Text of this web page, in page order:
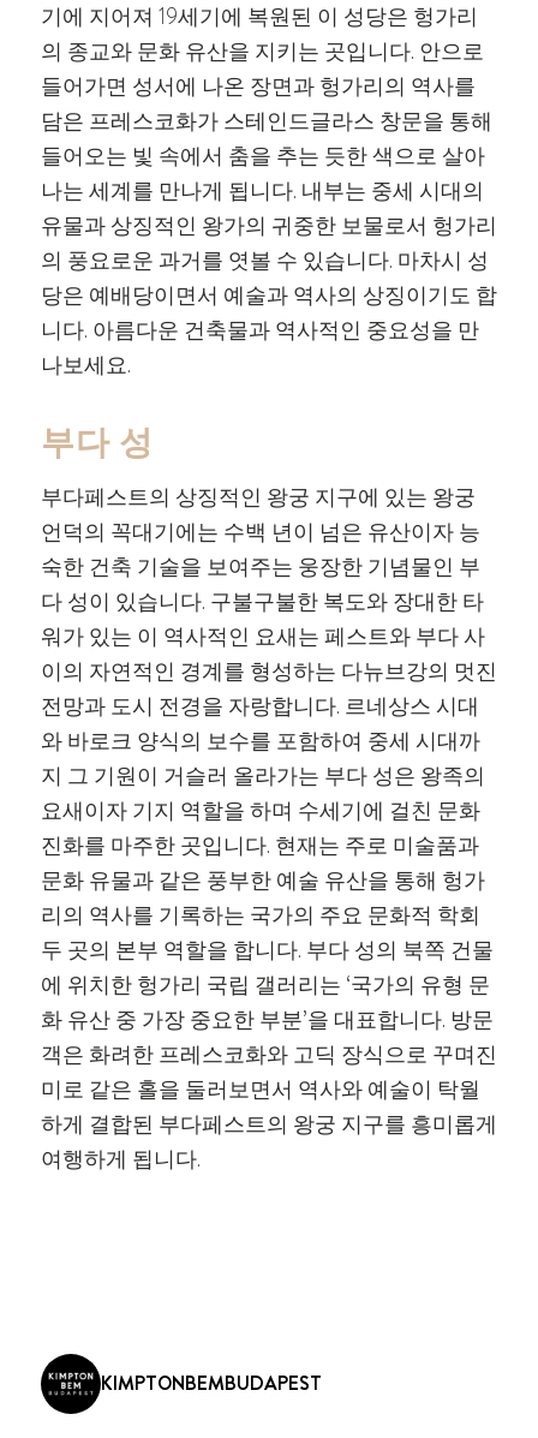
기에 지어져 19세기에 복원된 이 성당은 헝가리
의 종교와 문화 유산을 지키는 곳입니다. 안으로
들어가면 성서에 나온 장면과 헝가리의 역사를
담은 프레스코화가 스테인드글라스 창문을 통해
들어오는 빛 속에서 춤을 추는 듯한 색으로 살아
나는 세계를 만나게 됩니다. 내부는 중세 시대의
유물과 상징적인 왕가의 귀중한 보물로서 헝가리
의 풍요로운 과거를 엿볼 수 있습니다. 마차시 성
당은 예배당이면서 예술과 역사의 상징이기도 합
니다. 아름다운 건축물과 역사적인 중요성을 만
나보세요.
부다 성
부다페스트의 상징적인 왕궁 지구에 있는 왕궁
언덕의 꼭대기에는 수백 년이 넘은 유산이자 능
숙한 건축 기술을 보여주는 웅장한 기념물인 부
다 성이 있습니다. 구불구불한 복도와 장대한 타
워가 있는 이 역사적인 요새는 페스트와 부다 사
이의 자연적인 경계를 형성하는 다뉴브강의 멋진
전망과 도시 전경을 자랑합니다. 르네상스 시대
와 바로크 양식의 보수를 포함하여 중세 시대까
지 그 기원이 거슬러 올라가는 부다 성은 왕족의
요새이자 기지 역할을 하며 수세기에 걸친 문화
진화를 마주한 곳입니다. 현재는 주로 미술품과
문화 유물과 같은 풍부한 예술 유산을 통해 헝가
리의 역사를 기록하는 국가의 주요 문화적 학회
두 곳의 본부 역할을 합니다. 부다 성의 북쪽 건물
에 위치한 헝가리 국립 갤러리는 ‘국가의 유형 문
화 유산 중 가장 중요한 부분’을 대표합니다. 방문
객은 화려한 프레스코화와 고딕 장식으로 꾸며진
미로 같은 홀을 둘러보면서 역사와 예술이 탁월
하게 결합된 부다페스트의 왕궁 지구를 흥미롭게
여행하게 됩니다.
KIMPTONBEMBUDAPEST